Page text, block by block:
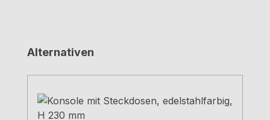
Produktgalerie überspringen
Alternativen